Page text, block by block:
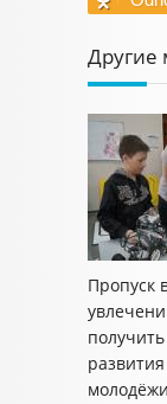
Другие
Пропуск
молодёжи